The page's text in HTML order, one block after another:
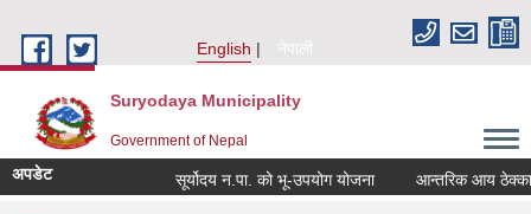
English
नेपाली
Suryodaya Municipality
Government of Nepal
अपडेट सूर्योदय न.पा. को भू-उपयोग योजना आन्तरिक आय ठेक्का